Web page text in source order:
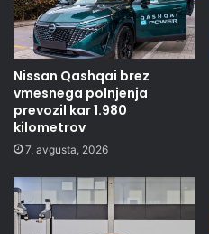
Nissan Qashqai brez
vmesnega polnjenja
prevozil kar 1.980
kilometrov
7. avgusta, 2026